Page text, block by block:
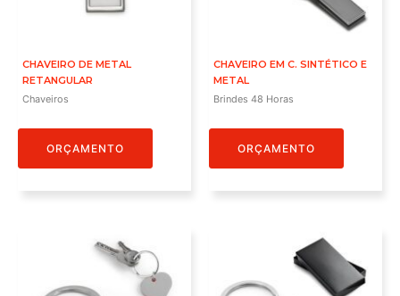
CHAVEIRO DE METAL
RETANGULAR
Chaveiros
ORÇAMENTO
CHAVEIRO EM C. SINTÉTICO E
METAL
Brindes 48 Horas
ORÇAMENTO